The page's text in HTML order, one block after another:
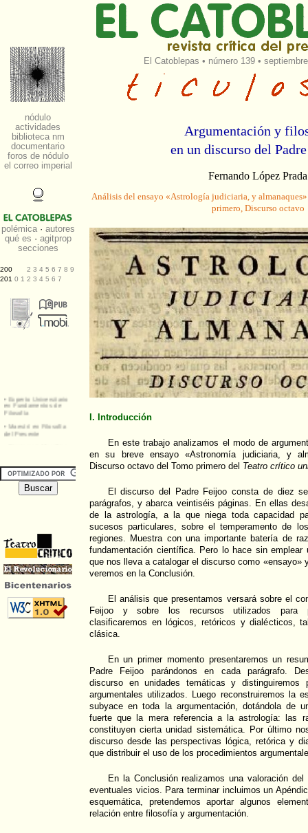
El Catoblepas • número 139 •
Argumentación y
en un discurso del
Fernando López Prada
Análisis del ensayo «Astrología judiciaria, y
primero, Discurso octavo
I. Introducción
En este trabajo analizamos el modo de
en su breve ensayo «Astronomía judiciaria, y
Discurso octavo del Tomo primero del Teatro crítico
El discurso del Padre Feijoo consta de diez
parágrafos, y abarca veintiséis páginas. En ellas
de la astrología, a la que niega toda capacidad
sucesos particulares, sobre el temperamento de
regiones. Muestra con una importante batería de
fundamentación científica. Pero lo hace sin
que nos lleva a catalogar el discurso como «ensayo»
veremos en la Conclusión.
El análisis que presentamos versará sobre el
Feijoo y sobre los recursos utilizados para
clasificaremos en lógicos, retóricos y dialécticos,
clásica.
En un primer momento presentaremos un
Padre Feijoo parándonos en cada parágrafo.
discurso en unidades temáticas y distinguiremos
argumentales utilizados. Luego reconstruiremos la
subyace en toda la argumentación, dotándola de
fuerte que la mera referencia a la astrología: las
constituyen cierta unidad sistemática. Por último
discurso desde las perspectivas lógica, retórica y
que distribuir el uso de los procedimientos
En la Conclusión realizamos una valoración
eventuales vicios. Para terminar incluimos un
esquemática, pretendemos aportar algunos
relación entre filosofía y argumentación.